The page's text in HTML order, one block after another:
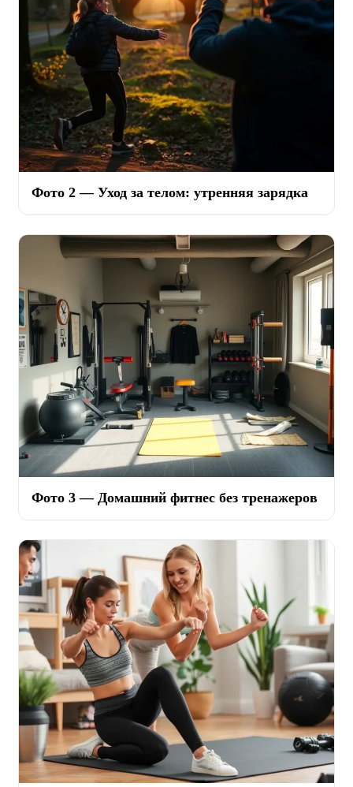
Фото 2 — Уход за телом: утренняя зарядка
Фото 3 — Домашний фитнес без тренажеров